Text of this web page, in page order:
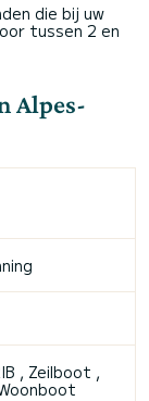
die bij uw
tussen 2 en
Alpes-
, Zeilboot ,